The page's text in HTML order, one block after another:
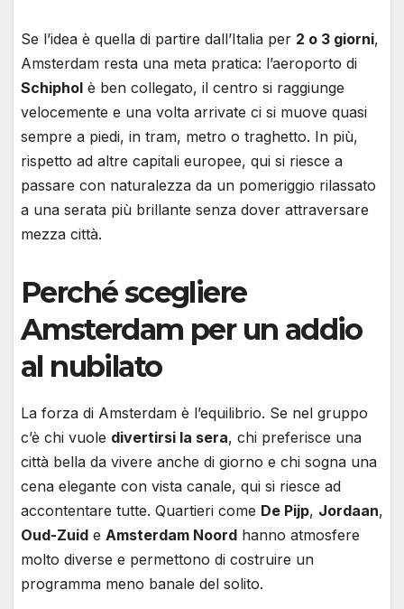
Se l’idea è quella di partire dall’Italia per 2 o 3 giorni,
Amsterdam resta una meta pratica: l’aeroporto di
Schiphol è ben collegato, il centro si raggiunge
velocemente e una volta arrivate ci si muove quasi
sempre a piedi, in tram, metro o traghetto. In più,
rispetto ad altre capitali europee, qui si riesce a
passare con naturalezza da un pomeriggio rilassato
a una serata più brillante senza dover attraversare
mezza città.
Perché scegliere
Amsterdam per un addio
al nubilato
La forza di Amsterdam è l’equilibrio. Se nel gruppo
c’è chi vuole divertirsi la sera, chi preferisce una
città bella da vivere anche di giorno e chi sogna una
cena elegante con vista canale, qui si riesce ad
accontentare tutte. Quartieri come De Pijp, Jordaan,
Oud-Zuid e Amsterdam Noord hanno atmosfere
molto diverse e permettono di costruire un
programma meno banale del solito.